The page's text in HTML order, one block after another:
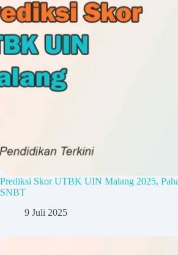
Prediksi Skor UTBK UIN Malang 2025,
SNBT
9 Juli 2025